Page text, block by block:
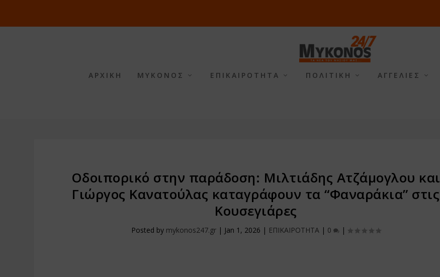
ΑΡΧΙΚΗ ΜΥΚΟΝΟΣ ΕΠΙΚΑΙΡΟΤΗΤΑ ΠΟΛΙΤΙΚΗ ΑΓΓΕΛΙΕΣ
Οδοιπορικό στην παράδοση: Μιλτιάδης Ατζάμογλου και
Γιώργος Κανατούλας καταγράφουν τα “Φαναράκια” στις
Κουσεγιάρες
Posted by mykonos247.gr| Jan 1, 2026 | ΕΠΙΚΑΙΡΟΤΗΤΑ | 0 |